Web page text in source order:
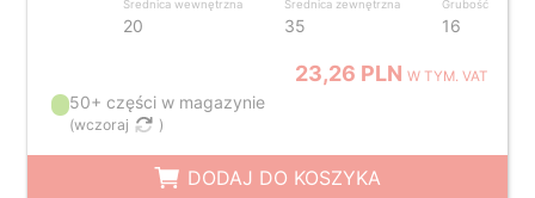
Średnica wewnętrzna
20
Średnica zewnętrzna
35
Grubość
16
23,26 PLNW TYM. VAT
50+ części w magazynie
(wczoraj )
DODAJ DO KOSZYKA